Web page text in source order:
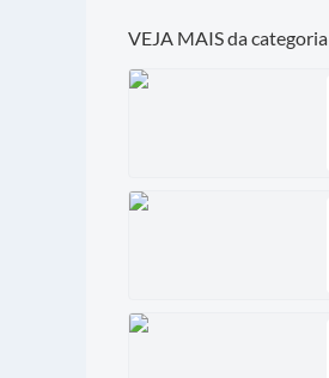
VEJA MAIS da categoria